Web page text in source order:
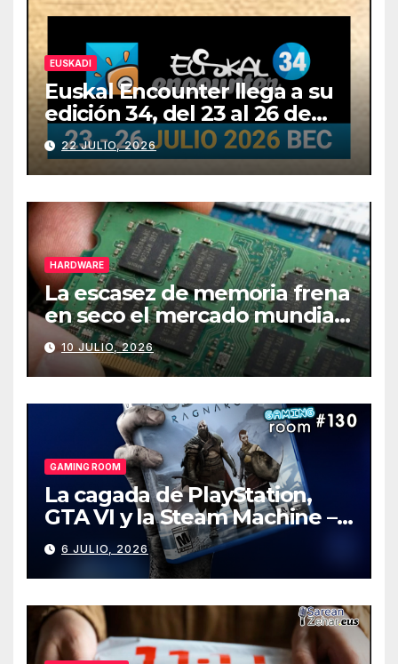
EUSKADI
Euskal Encounter llega a su
edición 34, del 23 al 26 de
julio
22 JULIO, 2026
HARDWARE
La escasez de memoria frena
en seco el mercado mundial
de PCs
10 JULIO, 2026
GAMING ROOM
La cagada de PlayStation,
GTA VI y la Steam Machine –
Gaming Room #130
6 JULIO, 2026